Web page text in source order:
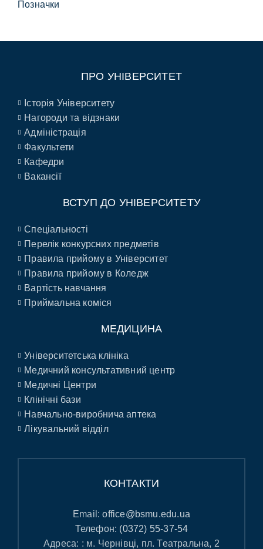
Позначки
ПРО УНІВЕРСИТЕТ
Історія Університету
Нагороди та відзнаки
Адміністрація
Факультети
Кафедри
Вакансії
ВСТУП ДО УНІВЕРСИТЕТУ
Спеціальності
Перелік конкурсних предметів
Правила прийому в Університет
Правила прийому в Коледж
Вартість навчання
Приймальна коміся
МЕДИЦИНА
Університетська клініка
Медичний консультативний центр
Медичні Центри
Клінічні бази
Навчально-виробнича аптека
Лікувальний відділ
КОНТАКТИ
Email:office@bsmu.edu.ua
Телефон: (0372) 55-37-54
Адреса: : м. Чернівці, пл. Театральна, 2